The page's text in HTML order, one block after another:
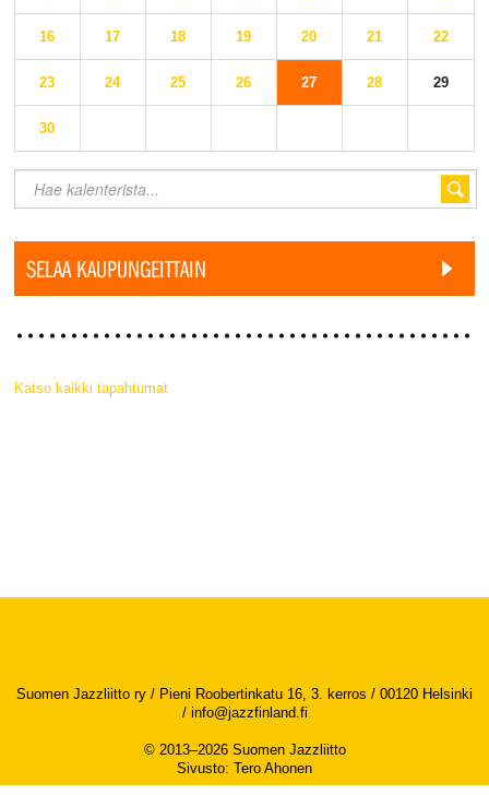
16 17 18 19 20 21 22
23 24 25 26 27 28 29
30
SELAA KAUPUNGEITTAIN
Katso kaikki tapahtumat
Suomen Jazzliitto ry / Pieni Roobertinkatu 16, 3. kerros / 00120 Helsinki
/ info@jazzfinland.fi
© 2013–2026 Suomen Jazzliitto
Sivusto: Tero Ahonen